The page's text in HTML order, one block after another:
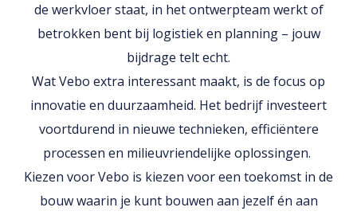
Vorstranden
de werkvloer staat, in het ontwerpteam werkt of
betrokken bent bij logistiek en planning – jouw
bijdrage telt echt.
Wat Vebo extra interessant maakt, is de focus op
innovatie en duurzaamheid. Het bedrijf investeert
voortdurend in nieuwe technieken, efficiëntere
processen en milieuvriendelijke oplossingen.
Kiezen voor Vebo is kiezen voor een toekomst in de
bouw waarin je kunt bouwen aan jezelf én aan